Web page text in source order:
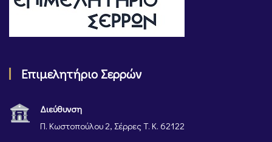
Επιμελητήριο Σερρών
Διεύθυνση
Π. Κωστοπούλου 2, Σέρρες Τ. Κ. 62122